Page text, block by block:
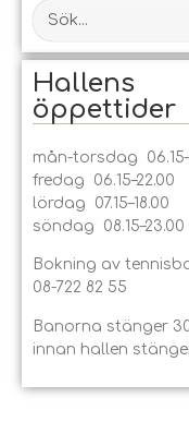
Hallens
öppet­tider
mån-torsdag
fredag 06.15–22.00
lördag 07.15–18.00
söndag 08.15–23.00
Bokning av
08-722 82 55
Banorna stänger
innan hallen